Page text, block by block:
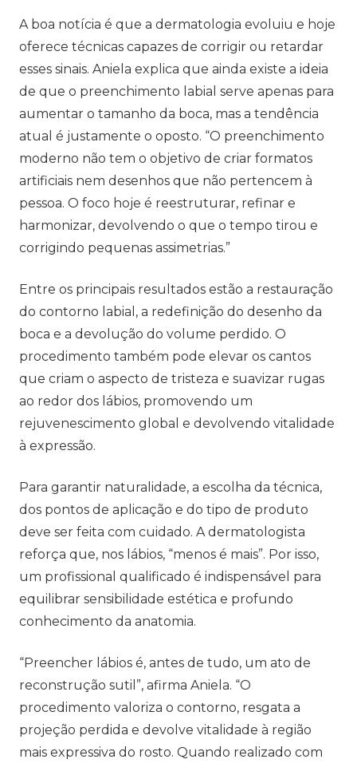
A boa notícia é que a dermatologia evoluiu e hoje
oferece técnicas capazes de corrigir ou retardar
esses sinais. Aniela explica que ainda existe a ideia
de que o preenchimento labial serve apenas para
aumentar o tamanho da boca, mas a tendência
atual é justamente o oposto. “O preenchimento
moderno não tem o objetivo de criar formatos
artificiais nem desenhos que não pertencem à
pessoa. O foco hoje é reestruturar, refinar e
harmonizar, devolvendo o que o tempo tirou e
corrigindo pequenas assimetrias.”
Entre os principais resultados estão a restauração
do contorno labial, a redefinição do desenho da
boca e a devolução do volume perdido. O
procedimento também pode elevar os cantos
que criam o aspecto de tristeza e suavizar rugas
ao redor dos lábios, promovendo um
rejuvenescimento global e devolvendo vitalidade
à expressão.
Para garantir naturalidade, a escolha da técnica,
dos pontos de aplicação e do tipo de produto
deve ser feita com cuidado. A dermatologista
reforça que, nos lábios, “menos é mais”. Por isso,
um profissional qualificado é indispensável para
equilibrar sensibilidade estética e profundo
conhecimento da anatomia.
“Preencher lábios é, antes de tudo, um ato de
reconstrução sutil”, afirma Aniela. “O
procedimento valoriza o contorno, resgata a
projeção perdida e devolve vitalidade à região
mais expressiva do rosto. Quando realizado com